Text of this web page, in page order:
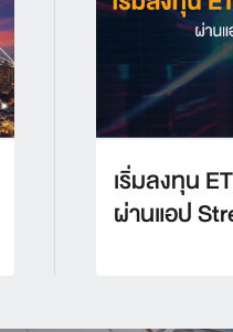
เริ่มลงทุน
ผ่านแอป